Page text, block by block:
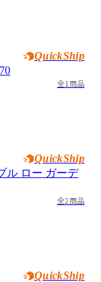
QuickShip
全1商品
QuickShip
全2商品
QuickShip